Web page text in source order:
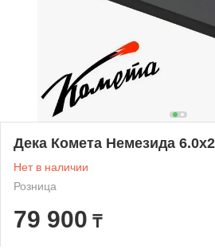
Дека Комета Немезида
Нет в наличии
Розница
79 900 ₸